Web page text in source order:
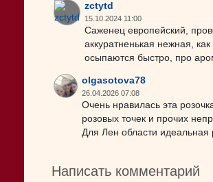
zctytd
15.10.2024 11:00
Саженец европейский,
аккуратненькая нежная,
осыпаются быстро, про
olgasotova78
26.04.2026 07:08
Очень нравилась эта
розовых точек и прочих
Для Лен области идеальная
Написать комментарий